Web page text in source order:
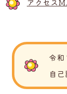
アクセス
令
自